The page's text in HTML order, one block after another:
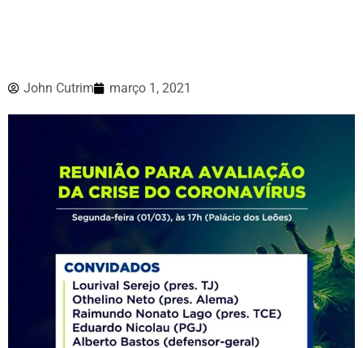
John Cutrim março 1, 2021